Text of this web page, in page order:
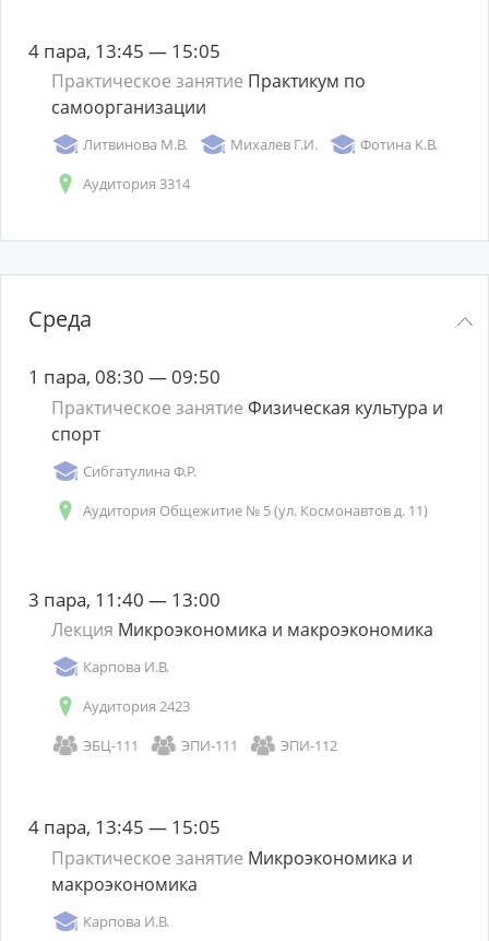
4 пара, 13:45 — 15:05
Практическое занятие Практикум по
самоорганизации
Литвинова М.В. Михалев Г.И.
Фотина К.В.
Аудитория 3314
Среда
1 пара, 08:30 — 09:50
Практическое занятие Физическая культура и
спорт
Сибгатулина Ф.Р.
Аудитория Общежитие № 5 (ул. Космонавтов д. 11)
3 пара, 11:40 — 13:00
Лекция Микроэкономика и макроэкономика
Карпова И.В.
Аудитория 2423
ЭБЦ-111
ЭПИ-111 ЭПИ-112
4 пара, 13:45 — 15:05
Практическое занятие Микроэкономика и
макроэкономика
Карпова И.В.